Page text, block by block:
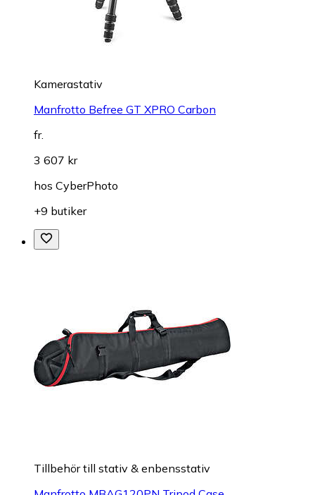
Kamerastativ
Manfrotto Befree GT XPRO Carbon
fr.
3 607 kr
hos CyberPhoto
+9 butiker
Tillbehör till stativ & enbensstativ